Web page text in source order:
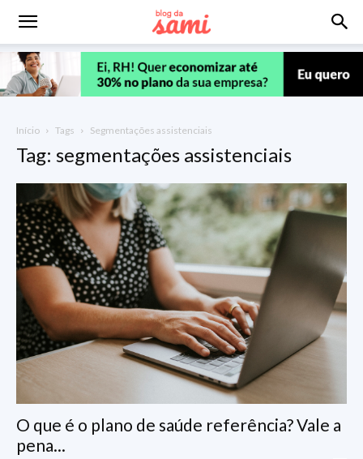
Início Tags Segmentações assistenciais
Tag: segmentações assistenciais
O que é o plano de saúde referência? Vale a
pena...